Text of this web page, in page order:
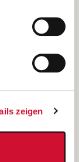
zeigen
Unterfranken